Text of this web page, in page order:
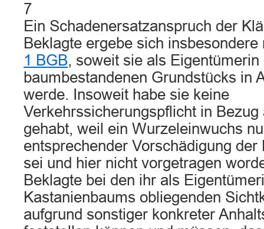
7
Ein Schadenersatzanspruch der
Beklagte ergebe sich
1 BGB, soweit sie als Eigentümerin
baumbestandenen Grundstücks in
werde. Insoweit habe sie keine
Verkehrssicherungspflicht in
gehabt, weil ein Wurzeleinwuchs
entsprechender Vorschädigung
sei und hier nicht vorgetragen
Beklagte bei den ihr als
Kastanienbaums obliegenden
aufgrund sonstiger konkreter